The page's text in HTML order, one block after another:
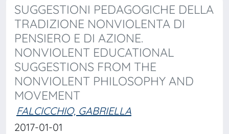
SUGGESTIONI PEDAGOGICHE DELLA
TRADIZIONE NONVIOLENTA DI
PENSIERO E DI AZIONE.
NONVIOLENT EDUCATIONAL
SUGGESTIONS FROM THE
NONVIOLENT PHILOSOPHY AND
MOVEMENT
FALCICCHIO, GABRIELLA
2017-01-01